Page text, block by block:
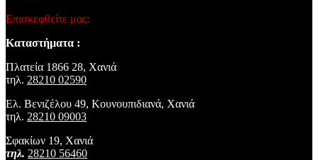
Επισκεφθείτε μας:
Καταστήματα :
Πλατεία 1866 28, Xανιά
τηλ. 28210 02590
Ελ. Βενιζέλου 49, Κουνουπιδιανά, Χανιά
τηλ. 28210 09003
Σφακίων 19, Χανιά
τηλ. 28210 56460